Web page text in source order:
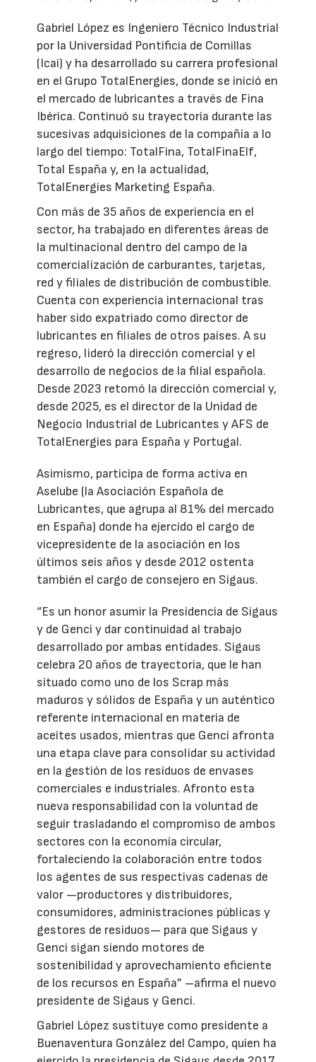
Gabriel López es Ingeniero Técnico Industrial
por la Universidad Pontificia de Comillas
(Icai) y ha desarrollado su carrera profesional
en el Grupo TotalEnergies, donde se inició en
el mercado de lubricantes a través de Fina
Ibérica. Continuó su trayectoria durante las
sucesivas adquisiciones de la compañía a lo
largo del tiempo: TotalFina, TotalFinaElf,
Total España y, en la actualidad,
TotalEnergies Marketing España.
Con más de 35 años de experiencia en el
sector, ha trabajado en diferentes áreas de
la multinacional dentro del campo de la
comercialización de carburantes, tarjetas,
red y filiales de distribución de combustible.
Cuenta con experiencia internacional tras
haber sido expatriado como director de
lubricantes en filiales de otros países. A su
regreso, lideró la dirección comercial y el
desarrollo de negocios de la filial española.
Desde 2023 retomó la dirección comercial y,
desde 2025, es el director de la Unidad de
Negocio Industrial de Lubricantes y AFS de
TotalEnergies para España y Portugal.
Asimismo, participa de forma activa en
Aselube (la Asociación Española de
Lubricantes, que agrupa al 81% del mercado
en España) donde ha ejercido el cargo de
vicepresidente de la asociación en los
últimos seis años y desde 2012 ostenta
también el cargo de consejero en Sigaus.
“Es un honor asumir la Presidencia de Sigaus
y de Genci y dar continuidad al trabajo
desarrollado por ambas entidades. Sigaus
celebra 20 años de trayectoria, que le han
situado como uno de los Scrap más
maduros y sólidos de España y un auténtico
referente internacional en materia de
aceites usados, mientras que Genci afronta
una etapa clave para consolidar su actividad
en la gestión de los residuos de envases
comerciales e industriales. Afronto esta
nueva responsabilidad con la voluntad de
seguir trasladando el compromiso de ambos
sectores con la economía circular,
fortaleciendo la colaboración entre todos
los agentes de sus respectivas cadenas de
valor —productores y distribuidores,
consumidores, administraciones públicas y
gestores de residuos— para que Sigaus y
Genci sigan siendo motores de
sostenibilidad y aprovechamiento eficiente
de los recursos en España” –afirma el nuevo
presidente de Sigaus y Genci.
Gabriel López sustituye como presidente a
Buenaventura González del Campo, quien ha